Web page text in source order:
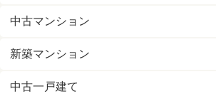
中古マンション
新築マンション
中古一戸建て